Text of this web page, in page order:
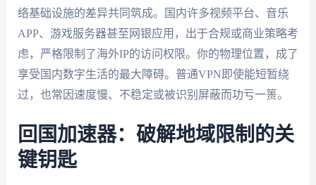
络基础设施的差异共同筑成。国内许多视频平台、音乐
APP、游戏服务器甚至网银应用，出于合规或商业策略考
虑，严格限制了海外IP的访问权限。你的物理位置，成了
享受国内数字生活的最大障碍。普通VPN即使能短暂绕
过，也常因速度慢、不稳定或被识别屏蔽而功亏一篑。
回国加速器：破解地域限制的关
键钥匙